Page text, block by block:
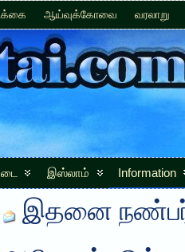
ஆய்வுக்கோவை வரலாறு
இஸ்லாம் Information
இதனை